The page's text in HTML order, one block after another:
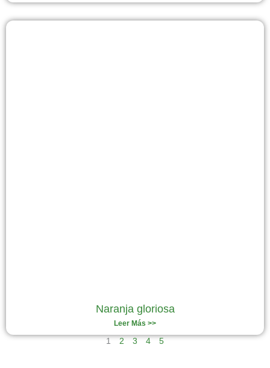
Naranja gloriosa
Leer Más >>
1 2 3 4 5